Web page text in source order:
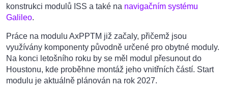
konstrukci modulů ISS a také na navigačním systému
Galileo.
Práce na modulu AxPPTM již začaly, přičemž jsou
využívány komponenty původně určené pro obytné moduly.
Na konci letošního roku by se měl modul přesunout do
Houstonu, kde proběhne montáž jeho vnitřních částí. Start
modulu je aktuálně plánován na rok 2027.